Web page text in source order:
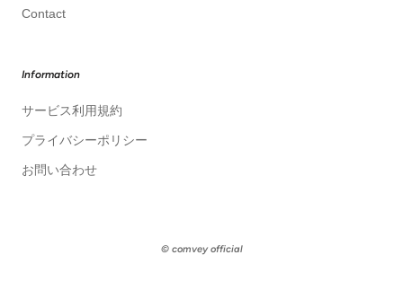
Contact
Information
サービス利用規約
プライバシーポリシー
お問い合わせ
© comvey official